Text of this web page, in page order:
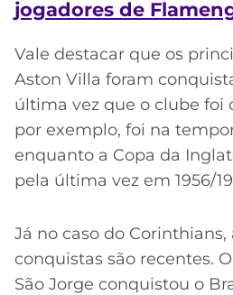
jogadores de
Vale destacar que os
Aston Villa foram
última vez que o clube foi
por exemplo, foi na
enquanto a Copa da
pela última vez em 1956/
Já no caso do
conquistas são recentes.
São Jorge conquistou o